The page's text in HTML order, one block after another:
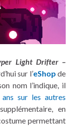
Light Drifter –
sur l’eShop de
nom l’indique, il
sur les autres
en
permettant